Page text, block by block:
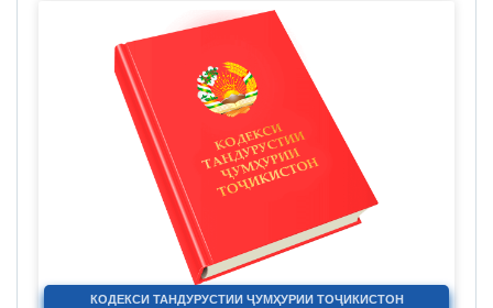
КОДЕКСИ ТАНДУРУСТИИ ҶУМҲУРИИ ТОҶИКИСТОН